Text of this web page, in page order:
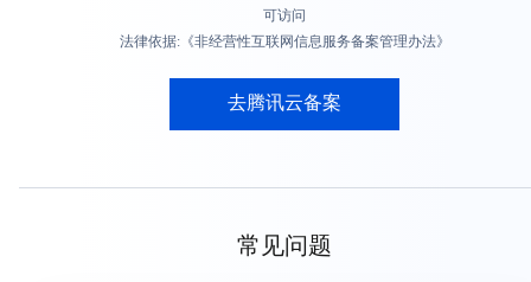
可访问
法律依据:《非经营性互联网信息服务备案管理办法》
去腾讯云备案
常见问题